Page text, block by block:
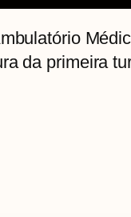
da primeira